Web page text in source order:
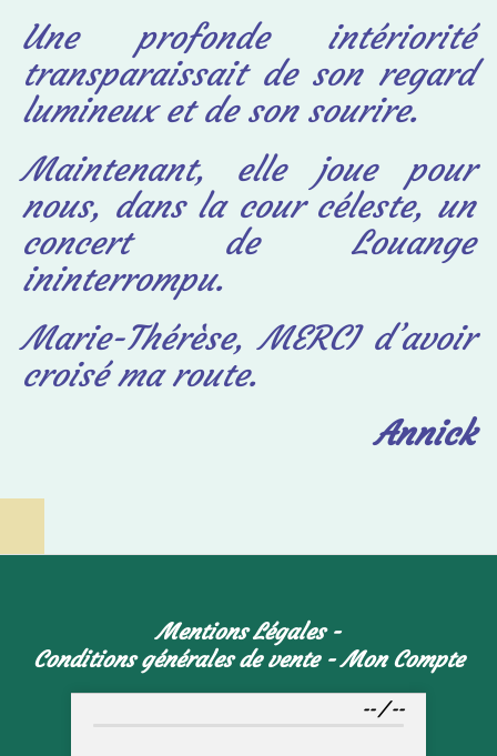
Une profonde intériorité
transparaissait de son regard
lumineux et de son sourire.
Maintenant, elle joue pour
nous, dans la cour céleste, un
concert de Louange
ininterrompu.
Marie-Thérèse, MERCI d’avoir
croisé ma route.
Annick
Mentions Légales
Conditions générales de vente
Mon Compte
-- /--